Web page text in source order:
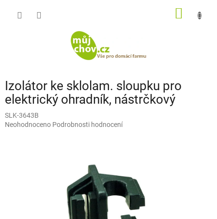
Izolátor ke sklolam. sloupku pro
elektrický ohradník, nástrčkový
SLK-3643B
Průměrné
Neohodnoceno Podrobnosti hodnocení